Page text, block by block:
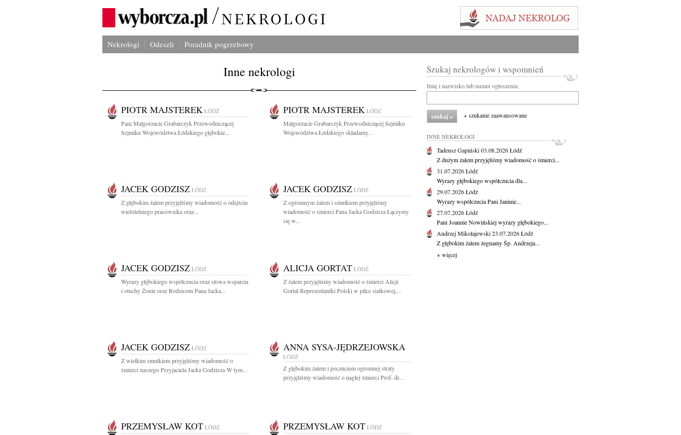
Nekrologi Odeszli Poradnik pogrzebowy
Inne nekrologi
PIOTR MAJSTEREK ŁÓDŹ
Pani Małgorzacie Grabarczyk Przewodniczącej
Sejmiku Województwa Łódzkiego głębokie...
PIOTR MAJSTEREK ŁÓDŹ
Małgorzacie Grabarczyk Przewodniczącej Sejmiku
Województwa Łódzkiego składamy...
JACEK GODZISZ ŁÓDŹ
Z głębokim żalem przyjęliśmy wiadomość o odejściu
wieloletniego pracownika oraz...
JACEK GODZISZ ŁÓDŹ
Z ogromnym żalem i smutkiem przyjęliśmy
wiadomość o śmierci Pana Jacka Godzisza Łączymy
się w...
JACEK GODZISZ ŁÓDŹ
Wyrazy głębokiego współczucia oraz słowa wsparcia
i otuchy Żonie oraz Rodzicom Pana Jacka...
ALICJA GORTAT ŁÓDŹ
Z żalem przyjęliśmy wiadomość o śmierci Alicji
Gortat Reprezentantki Polski w piłce siatkowej,...
JACEK GODZISZ ŁÓDŹ
Z wielkim smutkiem przyjęliśmy wiadomość o
śmierci naszego Przyjaciela Jacka Godzisza W tym...
ANNA SYSA-JĘDRZEJOWSKA
ŁÓDŹ
Z głębokim żalem i poczuciem ogromnej straty
przyjęliśmy wiadomość o nagłej śmierci Prof. dr...
PRZEMYSŁAW KOT ŁÓDŹ PRZEMYSŁAW KOT ŁÓDŹ
Szukaj nekrologów i wspomnień
Imię i nazwisko lub numer ogłoszenia:
+ szukanie zaawansowane
INNE NEKROLOGI
Tadeusz Gapiński03.08.2026Łódź
Z dużym żalem przyjęliśmy wiadomość o śmierci...
31.07.2026Łódź
Wyrazy głębokiego współczucia dla...
29.07.2026Łódź
Wyrazy współczucia Pani Janinie...
27.07.2026Łódź
Pani Joannie Nowińskiej wyrazy głębokiego...
Andrzej Mikołajewski23.07.2026Łódź
Z głębokim żalem żegnamy Śp. Andrzeja...
+ więcej